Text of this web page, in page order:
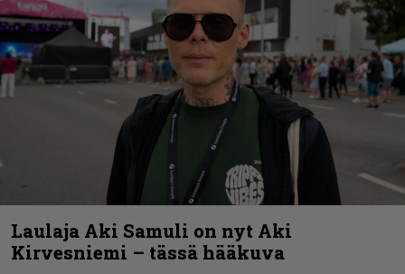
Laulaja Aki Samuli on nyt Aki
Kirvesniemi – tässä hääkuva